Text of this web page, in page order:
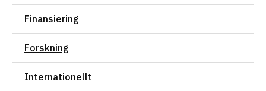
Finansiering
Forskning
Internationellt